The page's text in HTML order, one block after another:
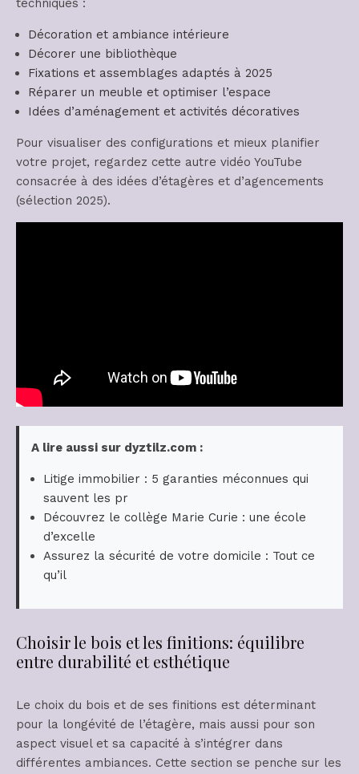
Décoration et ambiance intérieure
Décorer une bibliothèque
Fixations et assemblages adaptés à 2025
Réparer un meuble et optimiser l’espace
Idées d’aménagement et activités décoratives
Pour visualiser des configurations et mieux planifier
votre projet, regardez cette autre vidéo YouTube
consacrée à des idées d’étagères et d’agencements
(sélection 2025).
A lire aussi sur dyztilz.com :
Litige immobilier : 5 garanties méconnues qui
sauvent les pr
Découvrez le collège Marie Curie : une école
d’excelle
Assurez la sécurité de votre domicile : Tout ce
qu’il
Choisir le bois et les finitions: équilibre
entre durabilité et esthétique
Le choix du bois et de ses finitions est déterminant
pour la longévité de l’étagère, mais aussi pour son
aspect visuel et sa capacité à s’intégrer dans
différentes ambiances. Cette section se penche sur les